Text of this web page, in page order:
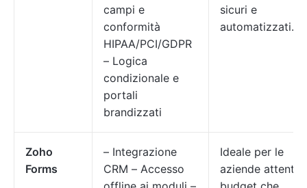
campi e
conformità
HIPAA/PCI/GDPR
– Logica
condizionale e
portali
brandizzati
sicuri e
automatizzati.
Zoho
Forms
– Integrazione
CRM – Accesso
Ideale per le
aziende attente